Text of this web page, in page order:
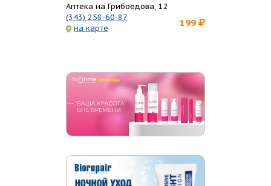
Аптека на Грибоедова, 12
(343) 258-60-87
на карте
199